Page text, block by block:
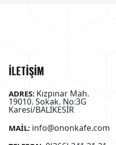
İLETİŞİM
ADRES: Kızpınar Mah.
19010. Sokak. No:3G
Karesi/BALIKESİR
MAIL: info@ononkafe.com